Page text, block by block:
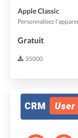
Apple Classic
Gratuit
35000